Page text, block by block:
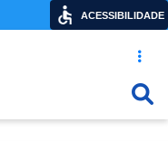
Acesso
ACESSIBILIDADE